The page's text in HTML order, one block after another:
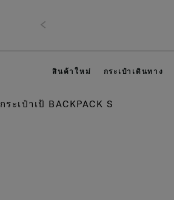
สินค้าใหม่ กระเป๋าเดินทาง
กระเป๋าเป้ BACKPACK S